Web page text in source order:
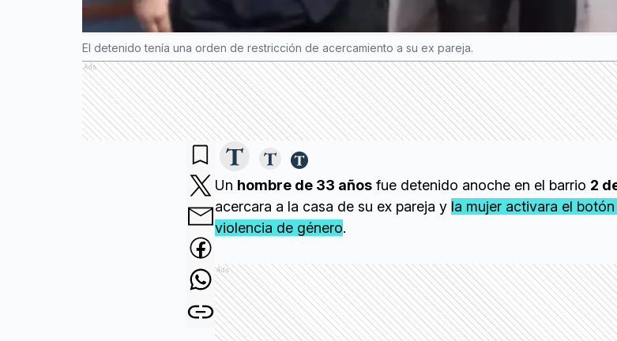
El detenido tenía una orden de restricción de acercamiento a su ex pareja.
Ads
Un hombre de 33 años fue detenido anoche en el barrio 2
acercara a la casa de su ex pareja y la mujer activara el
violencia de género.
Ads